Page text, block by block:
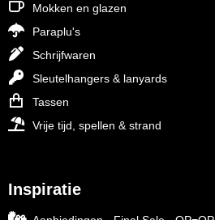
Mokken en glazen
Paraplu's
Schrijfwaren
Sleutelhangers & lanyards
Tassen
Vrije tijd, spellen & strand
Inspiratie